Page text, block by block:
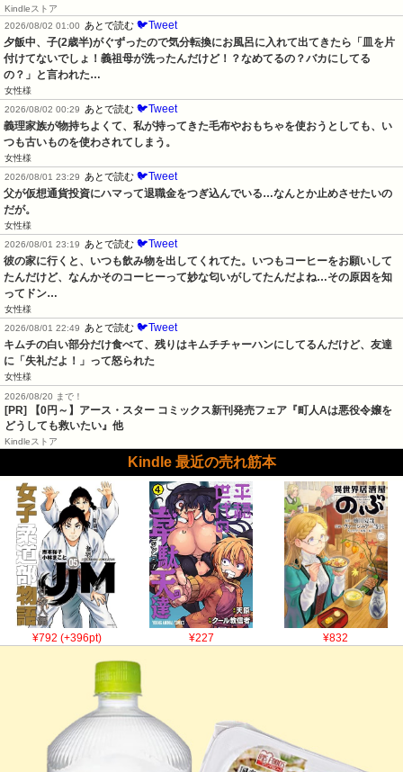
Kindleストア
2026/08/02 01:00
あとで読む 🐦Tweet
夕飯中、子(2歳半)がぐずったので気分転換にお風呂に入れて出てきたら「皿を片
付けてないでしょ！義祖母が洗ったんだけど！？なめてるの？バカにしてる
の？」と言われた…
女性様
2026/08/02 00:29
あとで読む 🐦Tweet
義理家族が物持ちよくて、私が持ってきた毛布やおもちゃを使おうとしても、い
つも古いものを使わされてしまう。
女性様
2026/08/01 23:29
あとで読む 🐦Tweet
父が仮想通貨投資にハマって退職金をつぎ込んでいる…なんとか止めさせたいの
だが。
女性様
2026/08/01 23:19
あとで読む 🐦Tweet
彼の家に行くと、いつも飲み物を出してくれてた。いつもコーヒーをお願いして
たんだけど、なんかそのコーヒーって妙な匂いがしてたんだよね…その原因を知
ってドン…
女性様
2026/08/01 22:49
あとで読む 🐦Tweet
キムチの白い部分だけ食べて、残りはキムチチャーハンにしてるんだけど、友達
に「失礼だよ！」って怒られた
女性様
2026/08/20 まで！
[PR] 【0円～】アース・スター コミックス新刊発売フェア『町人Aは悪役令嬢を
どうしても救いたい』他
Kindleストア
Kindle 最近の売れ筋本
¥792 (+396pt) ¥227 ¥832